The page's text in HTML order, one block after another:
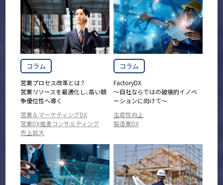
コラム
営業プロセス改革とは？
営業リソースを最適化し、高い競
争優位性へ導く
営業＆マーケティングDX
営業DX推進コンサルティング
売上拡大
コラム
FactoryDX
～自社ならではの破壊的イノベ
ーションに向けて～
生産性向上
製造業DX